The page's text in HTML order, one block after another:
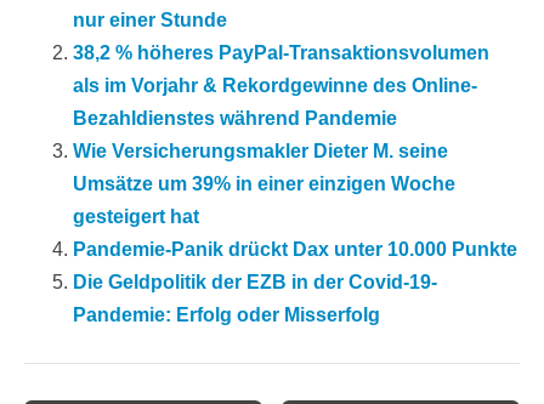
nur einer Stunde
38,2 % höheres PayPal-Transaktionsvolumen
als im Vorjahr & Rekordgewinne des Online-
Bezahldienstes während Pandemie
Wie Versicherungsmakler Dieter M. seine
Umsätze um 39% in einer einzigen Woche
gesteigert hat
Pandemie-Panik drückt Dax unter 10.000 Punkte
Die Geldpolitik der EZB in der Covid-19-
Pandemie: Erfolg oder Misserfolg